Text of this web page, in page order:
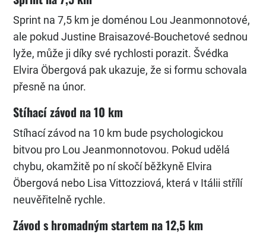
Sprint na 7,5 km je doménou Lou Jeanmonnotové,
ale pokud Justine Braisazové-Bouchetové sednou
lyže, může ji díky své rychlosti porazit. Švédka
Elvira Öbergová pak ukazuje, že si formu schovala
přesně na únor.
Stíhací závod na 10 km
Stíhací závod na 10 km bude psychologickou
bitvou pro Lou Jeanmonnotovou. Pokud udělá
chybu, okamžitě po ní skočí běžkyně Elvira
Öbergová nebo Lisa Vittozziová, která v Itálii střílí
neuvěřitelně rychle.
Závod s hromadným startem na 12,5 km